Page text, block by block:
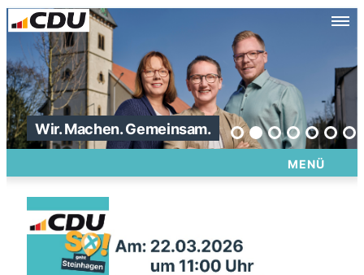
Wir. Machen. Gemeinsam.
MENÜ